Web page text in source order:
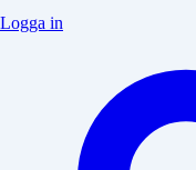
Logga in